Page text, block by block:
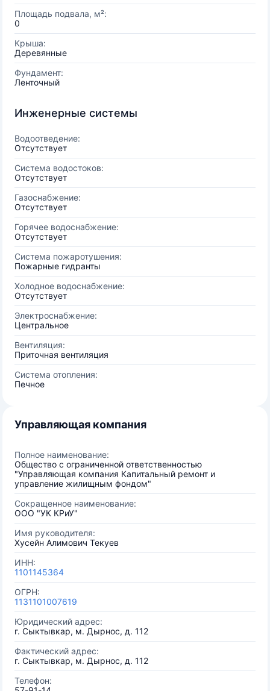
Площадь подвала, м²:
0
Крыша:
Деревянные
Фундамент:
Ленточный
Инженерные системы
Водоотведение:
Отсутствует
Система водостоков:
Отсутствует
Газоснабжение:
Отсутствует
Горячее водоснабжение:
Отсутствует
Система пожаротушения:
Пожарные гидранты
Холодное водоснабжение:
Отсутствует
Электроснабжение:
Центральное
Вентиляция:
Приточная вентиляция
Система отопления:
Печное
Управляющая компания
Полное наименование:
Общество с ограниченной ответственностью
"Управляющая компания Капитальный ремонт и
управление жилищным фондом"
Сокращенное наименование:
ООО "УК КРиУ"
Имя руководителя:
Хусейн Алимович Текуев
ИНН:
1101145364
ОГРН:
1131101007619
Юридический адрес:
г. Сыктывкар, м. Дырнос, д. 112
Фактический адрес:
г. Сыктывкар, м. Дырнос, д. 112
Телефон: